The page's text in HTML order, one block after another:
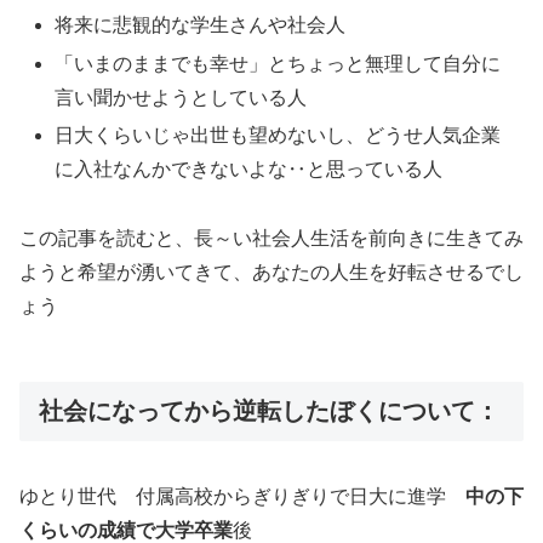
将来に悲観的な学生さんや社会人
「いまのままでも幸せ」とちょっと無理して自分に
言い聞かせようとしている人
日大くらいじゃ出世も望めないし、どうせ人気企業
に入社なんかできないよな‥と思っている人
この記事を読むと、長～い社会人生活を前向きに生きてみ
ようと希望が湧いてきて、あなたの人生を好転させるでし
ょう
社会になってから逆転したぼくについて：
ゆとり世代 付属高校からぎりぎりで日大に進学 中の下
くらいの成績で大学卒業後